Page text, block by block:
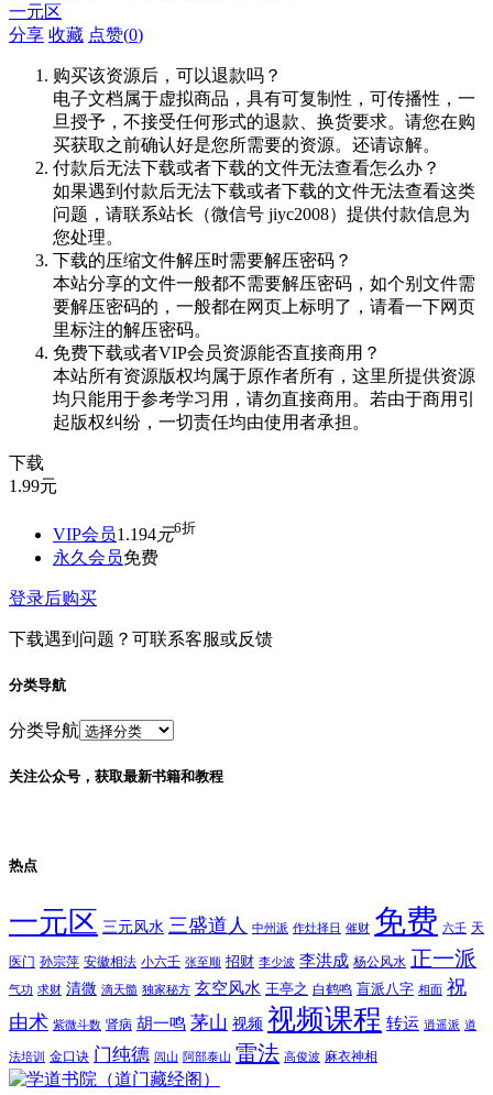
一元区
分享 收藏 点赞(0)
购买该资源后，可以退款吗？
电子文档属于虚拟商品，具有可复制性，可传播性，一
旦授予，不接受任何形式的退款、换货要求。请您在购
买获取之前确认好是您所需要的资源。还请谅解。
付款后无法下载或者下载的文件无法查看怎么办？
如果遇到付款后无法下载或者下载的文件无法查看这类
问题，请联系站长（微信号 jiyc2008）提供付款信息为
您处理。
下载的压缩文件解压时需要解压密码？
本站分享的文件一般都不需要解压密码，如个别文件需
要解压密码的，一般都在网页上标明了，请看一下网页
里标注的解压密码。
免费下载或者VIP会员资源能否直接商用？
本站所有资源版权均属于原作者所有，这里所提供资源
均只能用于参考学习用，请勿直接商用。若由于商用引
起版权纠纷，一切责任均由使用者承担。
下载
1.99元
VIP会员1.194元6折
永久会员免费
登录后购买
下载遇到问题？可联系客服或反馈
分类导航
分类导航
关注公众号，获取最新书籍和教程
热点
一元区 三元风水 三盛道人 中州派 作灶择日 催财 免费 六壬 天
医门 孙宗萍 安徽相法 小六壬 张至顺 招财 李少波 李洪成 杨公风水 正一派
气功 求财 清微 滴天髓 独家秘方 玄空风水 王亭之 白鹤鸣 盲派八字 相面 祝
由术 紫微斗数 肾病 胡一鸣 茅山 视频 视频课程 转运 逍遥派 道
法培训 金口诀 门纯德 闾山 阿部泰山 雷法 高俊波 麻衣神相